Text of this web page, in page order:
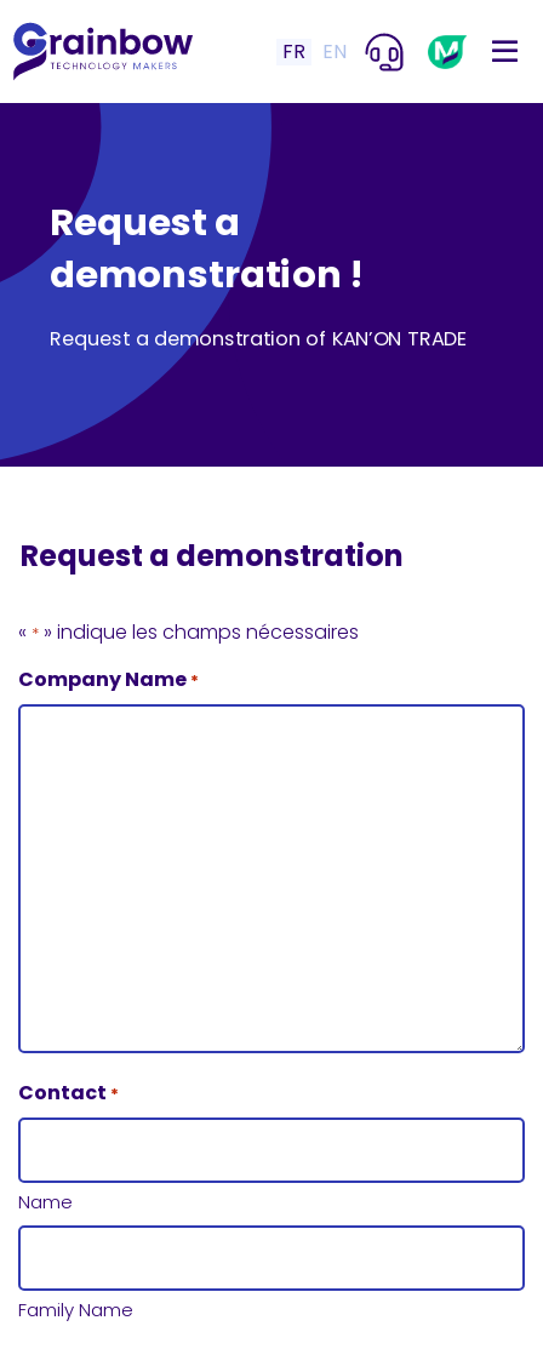
FR EN
Request a
demonstration !
Request a demonstration of KAN’ON TRADE
Request a demonstration
« * » indique les champs nécessaires
Company Name *
Contact *
Name
Family Name